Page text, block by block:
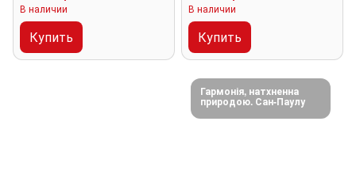
В наличии
Купить
В наличии
Купить
Гармонія, натхненна
природою. Сан-Паулу